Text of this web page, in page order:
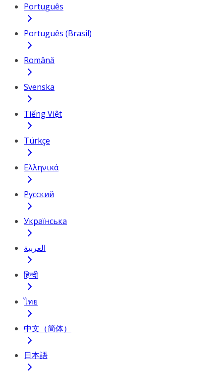
Português
Português (Brasil)
Română
Svenska
Tiếng Việt
Türkçe
Ελληνικά
Русский
Українська
العربية
हिन्दी
ไทย
中文（简体）
日本語